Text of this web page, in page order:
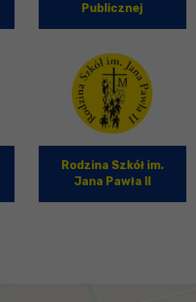
Publicznej
Rodzina Szkół im.
Jana Pawła II